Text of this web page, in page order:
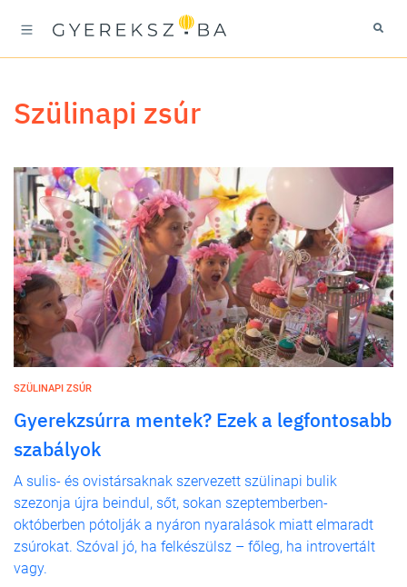
szülinapi zsúr
SZÜLINAPI ZSÚR
Gyerekzsúrra mentek? Ezek a legfontosabb
szabályok
A sulis- és ovistársaknak szervezett szülinapi bulik
szezonja újra beindul, sőt, sokan szeptemberben-
októberben pótolják a nyáron nyaralások miatt elmaradt
zsúrokat. Szóval jó, ha felkészülsz – főleg, ha introvertált
vagy.